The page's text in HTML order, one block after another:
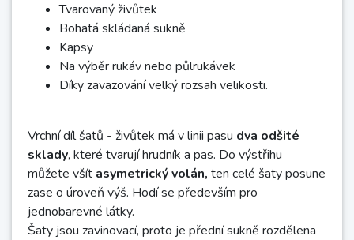
Tvarovaný živůtek
Bohatá skládaná sukně
Kapsy
Na výběr rukáv nebo půlrukávek
Díky zavazování velký rozsah velikosti.
Vrchní díl šatů - živůtek má v linii pasu dva odšité
sklady, které tvarují hrudník a pas. Do výstřihu
můžete všít asymetrický volán, ten celé šaty posune
zase o úroveň výš. Hodí se především pro
jednobarevné látky.
Šaty jsou zavinovací, proto je přední sukně rozdělena